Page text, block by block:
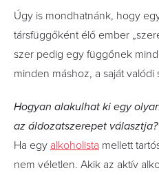
Úgy is mondhatnánk, hogy
társfüggőként élő ember
szer pedig egy függőnek
minden máshoz, a saját
Hogyan alakulhat ki egy
az áldozatszerepet választja?
Ha egy alkoholista mellett
nem véletlen. Akik az aktív